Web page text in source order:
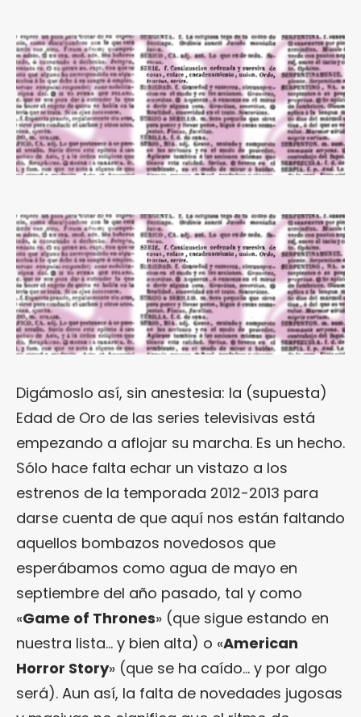
Digámoslo así, sin anestesia: la (supuesta)
Edad de Oro de las series televisivas está
empezando a aflojar su marcha. Es un hecho.
Sólo hace falta echar un vistazo a los
estrenos de la temporada 2012-2013 para
darse cuenta de que aquí nos están faltando
aquellos bombazos novedosos que
esperábamos como agua de mayo en
septiembre del año pasado, tal y como
«Game of Thrones» (que sigue estando en
nuestra lista… y bien alta) o «American
Horror Story» (que se ha caído… y por algo
será). Aun así, la falta de novedades jugosas